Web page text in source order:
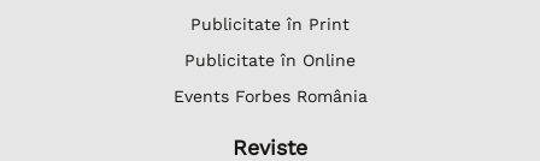
Publicitate în Print
Publicitate în Online
Events Forbes România
Reviste